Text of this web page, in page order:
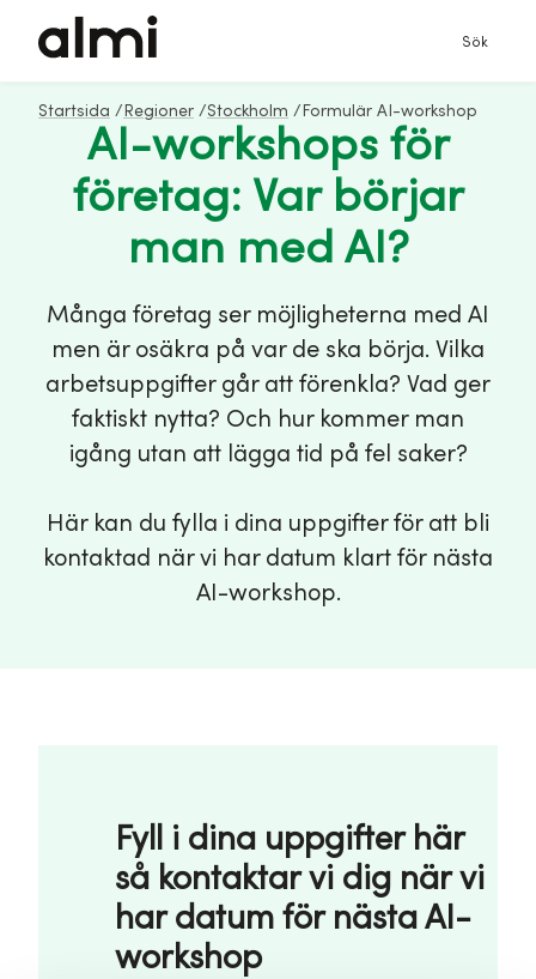
Sök
Startsida / Regioner /Stockholm / Formulär AI-workshop
AI-workshops för
företag: Var börjar
man med AI?
Många företag ser möjligheterna med AI
men är osäkra på var de ska börja. Vilka
arbetsuppgifter går att förenkla? Vad ger
faktiskt nytta? Och hur kommer man
igång utan att lägga tid på fel saker?
Här kan du fylla i dina uppgifter för att bli
kontaktad när vi har datum klart för nästa
AI-workshop.
Fyll i dina uppgifter här
så kontaktar vi dig när vi
har datum för nästa AI-
workshop